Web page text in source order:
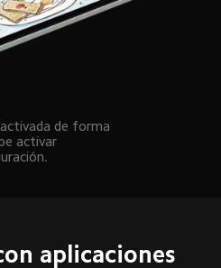
de forma
activar
aplicaciones